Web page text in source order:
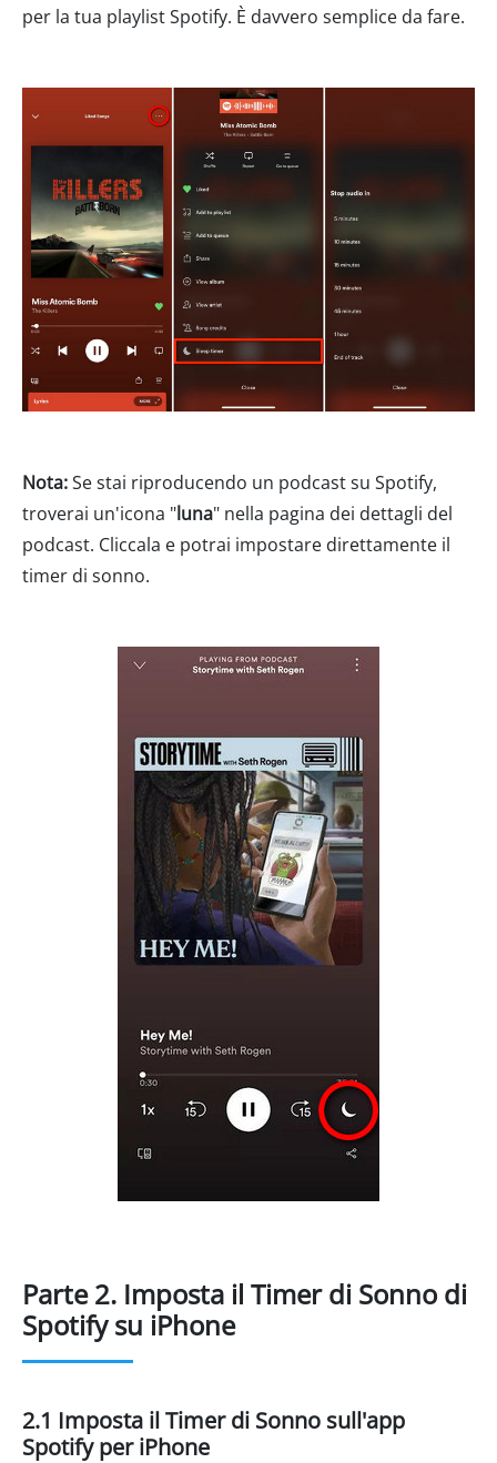
per la tua playlist Spotify. È davvero semplice da fare.
Nota:Se stai riproducendo un podcast su Spotify,
troverai un'icona "luna" nella pagina dei dettagli del
podcast. Cliccala e potrai impostare direttamente il
timer di sonno.
Parte 2. Imposta il Timer di Sonno di
Spotify su iPhone
2.1 Imposta il Timer di Sonno sull'app
Spotify per iPhone